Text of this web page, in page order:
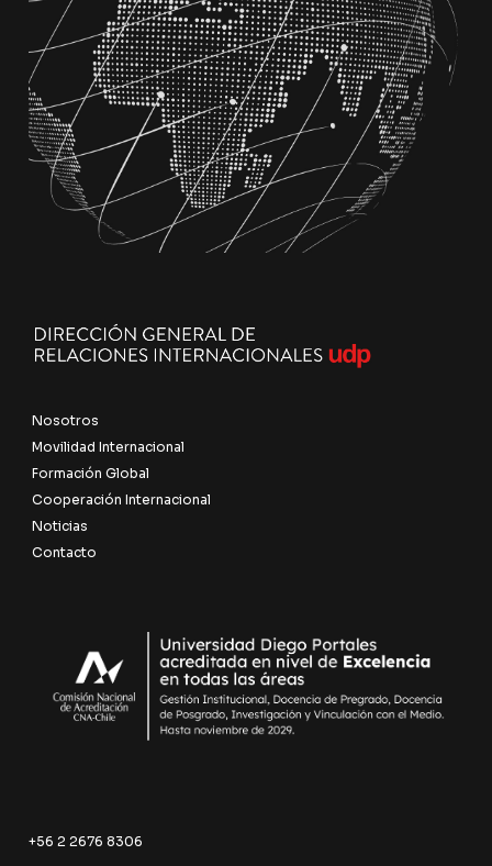
Nosotros
Movilidad Internacional
Formación Global
Cooperación Internacional
Noticias
Contacto
+56 2 2676 8306